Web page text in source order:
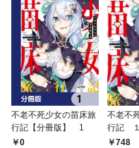
不老不死少女の苗床旅
行記【分冊版】 1
0
不老不
行記 １
748